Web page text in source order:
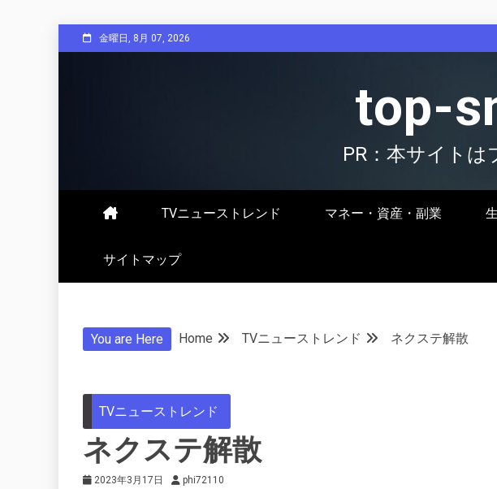
to
金曜日, 8月 07, 2026
top-
PR：本サイトは
TVニューストレンド マネー・資産・副業
サイトマップ
You are Here Home TVニューストレンド ネクステ解散
TVニューストレンド
ネクステ解散
2023年3月17日 phi72110